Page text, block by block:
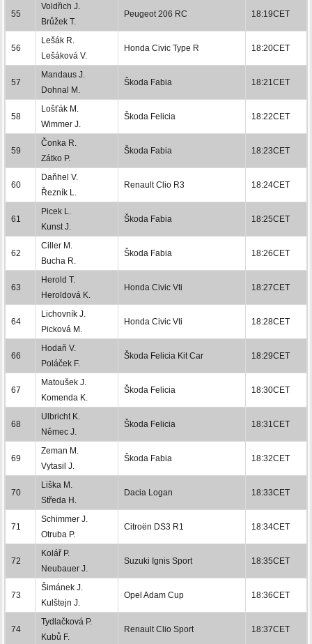
55
Voldřich J.
Brůžek T.
Peugeot 206 RC 18:19CET
56
Lešák R.
Lešáková V.
Honda Civic Type R 18:20CET
57
Mandaus J.
Dohnal M.
Škoda Fabia 18:21CET
58
Lošťák M.
Wimmer J.
Škoda Felicia 18:22CET
59
Čonka R.
Zátko P.
Škoda Fabia 18:23CET
60
Daňhel V.
Řezník L.
Renault Clio R3 18:24CET
61
Picek L.
Kunst J.
Škoda Fabia 18:25CET
62
Ciller M.
Bucha R.
Škoda Fabia 18:26CET
63
Herold T.
Heroldová K.
Honda Civic Vti 18:27CET
64
Lichovník J.
Picková M.
Honda Civic Vti 18:28CET
66
Hodaň V.
Poláček F.
Škoda Felicia Kit Car 18:29CET
67
Matoušek J.
Komenda K.
Škoda Felicia 18:30CET
68
Ulbricht K.
Němec J.
Škoda Felicia 18:31CET
69
Zeman M.
Vytasil J.
Škoda Fabia 18:32CET
70
Liška M.
Středa H.
Dacia Logan 18:33CET
71
Schimmer J.
Otruba P.
Citroën DS3 R1 18:34CET
72
Kolář P.
Neubauer J.
Suzuki Ignis Sport 18:35CET
73
Šimánek J.
Kulštejn J.
Opel Adam Cup 18:36CET
74
Tydlačková P.
Kubů F.
Renault Clio Sport 18:37CET